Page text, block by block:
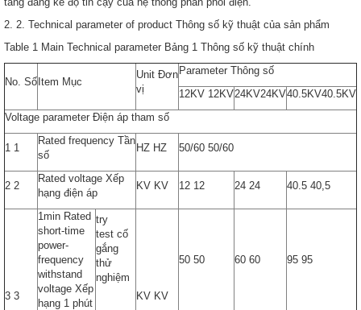
2. 2. Technical parameter of product Thông số kỹ thuật của sản phẩm
Table 1 Main Technical parameter Bảng 1 Thông số kỹ thuật chính
No. Số Item Mục
Unit Đơn
vị
Parameter Thông số
12KV 12KV24KV24KV40.5KV40.5KV
Voltage parameter Điện áp tham số
1 1
Rated frequency Tần
số
HZ HZ 50/60 50/60
2 2
Rated voltage Xếp
hạng điện áp
KV KV 12 12 24 24 40.5 40,5
3 3
1min Rated
short-time
power-
frequency
withstand
voltage Xếp
hạng 1 phút
try
test cố
gắng
thử
nghiệm
KV KV
50 50 60 60 95 95